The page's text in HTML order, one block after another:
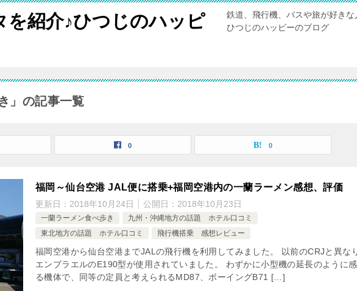
を紹介♪ひつじのハッピ
鉄道、飛行機、バスや旅が好き
ひつじのハッピーのブログ
」の記事一覧
0 0
福岡～仙台空港 JAL便に搭乗+福岡空港内の一蘭ラーメン感想、評価
更新日： 2018年10月24日 公開日： 2018年10月23日
一蘭ラーメン食べ歩き
九州・沖縄地方の話題 ホテル口コミ
東北地方の話題 ホテル口コミ
飛行機搭乗 感想レビュー
福岡空港から仙台空港までJALの飛行機を利用してみました。 以前のCRJと異な
エンブラエルのE190型が使用されていました。 わずかに小型機の延長のように
る機体で、同等の定員と考えられるMD87、ボーイングB71 […]